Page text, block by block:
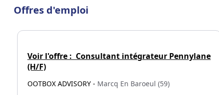
Offres d'emploi
Voir l'offre : Consultant intégrateur Pennylane
(H/F)
OOTBOX ADVISORY - Marcq En Baroeul (59)